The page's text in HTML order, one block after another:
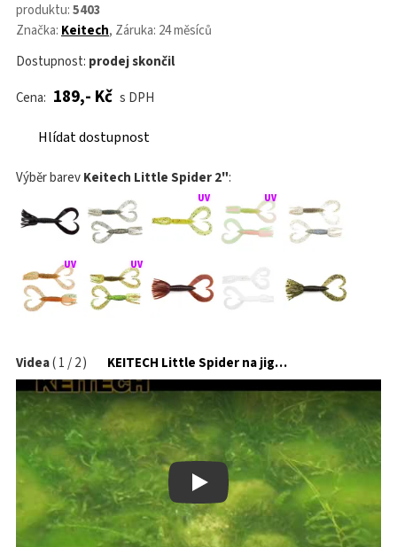
Videa(1/2) KEITECH Little Spider na jigové hlavičce
Play
produktu:5403
Značka: Keitech, Záruka: 24 měsíců
Dostupnost: prodej skončil
Cena: 189,- Kč s DPH
Hlídat dostupnost
Výběr barevKeitech Little Spider 2":